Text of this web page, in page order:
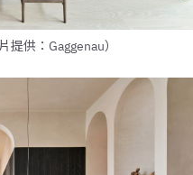
供：Gaggenau）